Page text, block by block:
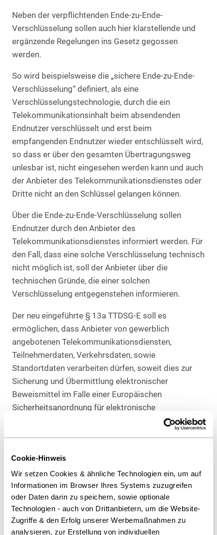
Cookie-Hinweis
Wir setzen Cookies & ähnliche Technologien ein, um auf
Informationen im Browser Ihres Systems zuzugreifen
oder Daten darin zu speichern, sowie optionale
Technologien - auch von Drittanbietern, um die Website-
Zugriffe & den Erfolg unserer Werbemaßnahmen zu
analysieren, zur Erstellung von individuellen
Neben der verpflichtenden Ende-zu-Ende-
Verschlüsselung sollen auch hier klarstellende und
ergänzende Regelungen ins Gesetz gegossen
werden.
So wird beispielsweise die „sichere Ende-zu-Ende-
Verschlüsselung“ definiert, als eine
Verschlüsselungstechnologie, durch die ein
Telekommunikationsinhalt beim absendenden
Endnutzer verschlüsselt und erst beim
empfangenden Endnutzer wieder entschlüsselt wird,
so dass er über den gesamten Übertragungsweg
unlesbar ist, nicht eingesehen werden kann und auch
der Anbieter des Telekommunikationsdienstes oder
Dritte nicht an den Schlüssel gelangen können.
Über die Ende-zu-Ende-Verschlüsselung sollen
Endnutzer durch den Anbieter des
Telekommunikationsdienstes informiert werden. Für
den Fall, dass eine solche Verschlüsselung technisch
nicht möglich ist, soll der Anbieter über die
technischen Gründe, die einer solchen
Verschlüsselung entgegenstehen informieren.
Der neu eingeführte § 13a TTDSG-E soll es
ermöglichen, dass Anbieter von gewerblich
angebotenen Telekommunikationsdiensten,
Teilnehmerdaten, Verkehrsdaten, sowie
Standortdaten verarbeiten dürfen, soweit dies zur
Sicherung und Übermittlung elektronischer
Beweismittel im Falle einer Europäischen
Sicherheitsanordnung für elektronische
Anbieter von gewerblich angebotenen Telemedien,
die es ihren Nutzern ermöglichen, miteinander zu
kommunizieren oder Daten auf sonstige Weise zu
verarbeiten, Teilnehmerdaten und Nutzungsdaten